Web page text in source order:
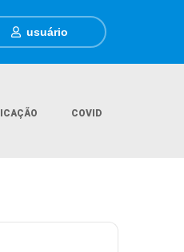
usuário
COVID